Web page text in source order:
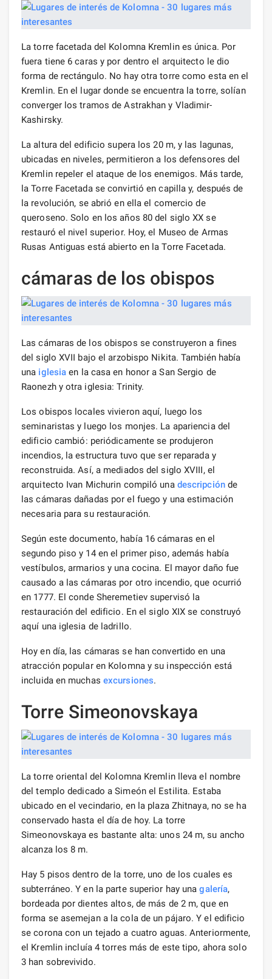
La torre facetada del Kolomna Kremlin es única. Por
fuera tiene 6 caras y por dentro el arquitecto le dio
forma de rectángulo. No hay otra torre como esta en el
Kremlin. En el lugar donde se encuentra la torre, solían
converger los tramos de Astrakhan y Vladimir-
Kashirsky.
La altura del edificio supera los 20 m, y las lagunas,
ubicadas en niveles, permitieron a los defensores del
Kremlin repeler el ataque de los enemigos. Más tarde,
la Torre Facetada se convirtió en capilla y, después de
la revolución, se abrió en ella el comercio de
queroseno. Solo en los años 80 del siglo XX se
restauró el nivel superior. Hoy, el Museo de Armas
Rusas Antiguas está abierto en la Torre Facetada.
cámaras de los obispos
Las cámaras de los obispos se construyeron a fines
del siglo XVII bajo el arzobispo Nikita. También había
una iglesia en la casa en honor a San Sergio de
Raonezh y otra iglesia: Trinity.
Los obispos locales vivieron aquí, luego los
seminaristas y luego los monjes. La apariencia del
edificio cambió: periódicamente se produjeron
incendios, la estructura tuvo que ser reparada y
reconstruida. Así, a mediados del siglo XVIII, el
arquitecto Ivan Michurin compiló una descripciónde
las cámaras dañadas por el fuego y una estimación
necesaria para su restauración.
Según este documento, había 16 cámaras en el
segundo piso y 14 en el primer piso, además había
vestíbulos, armarios y una cocina. El mayor daño fue
causado a las cámaras por otro incendio, que ocurrió
en 1777. El conde Sheremetiev supervisó la
restauración del edificio. En el siglo XIX se construyó
aquí una iglesia de ladrillo.
Hoy en día, las cámaras se han convertido en una
atracción popular en Kolomna y su inspección está
incluida en muchas excursiones.
Torre Simeonovskaya
La torre oriental del Kolomna Kremlin lleva el nombre
del templo dedicado a Simeón el Estilita. Estaba
ubicado en el vecindario, en la plaza Zhitnaya, no se ha
conservado hasta el día de hoy. La torre
Simeonovskaya es bastante alta: unos 24 m, su ancho
alcanza los 8 m.
Hay 5 pisos dentro de la torre, uno de los cuales es
subterráneo. Y en la parte superior hay unagalería,
bordeada por dientes altos, de más de 2 m, que en
forma se asemejan a la cola de un pájaro. Y el edificio
se corona con un tejado a cuatro aguas. Anteriormente,
el Kremlin incluía 4 torres más de este tipo, ahora solo
3 han sobrevivido.